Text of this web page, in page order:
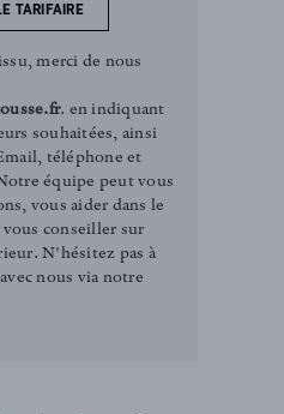
TARIFAIRE
merci de nous
. en indiquant
souhaitées, ainsi
téléphone et
équipe peut vous
vous aider dans le
conseiller sur
N'hésitez pas à
nous via notre